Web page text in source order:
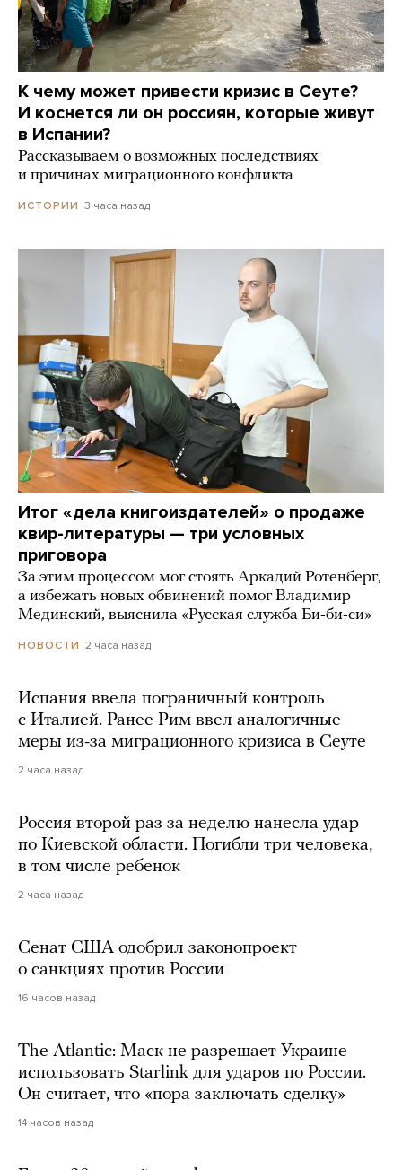
К чему может привести кризис в Сеуте?
И коснется ли он россиян, которые живут
в Испании?
Рассказываем о возможных последствиях
и причинах миграционного конфликта
ИСТОРИИ 3 часа назад
Итог «дела книгоиздателей» о продаже
квир-литературы — три условных
приговора
За этим процессом мог стоять Аркадий Ротенберг,
а избежать новых обвинений помог Владимир
Мединский, выяснила «Русская служба Би-би-си»
НОВОСТИ 2 часа назад
Испания ввела пограничный контроль
с Италией. Ранее Рим ввел аналогичные
меры из-за миграционного кризиса в Сеуте
2 часа назад
Россия второй раз за неделю нанесла удар
по Киевской области. Погибли три человека,
в том числе ребенок
2 часа назад
Сенат США одобрил законопроект
о санкциях против России
16 часов назад
The Atlantic: Маск не разрешает Украине
использовать Starlink для ударов по России.
Он считает, что «пора заключать сделку»
14 часов назад